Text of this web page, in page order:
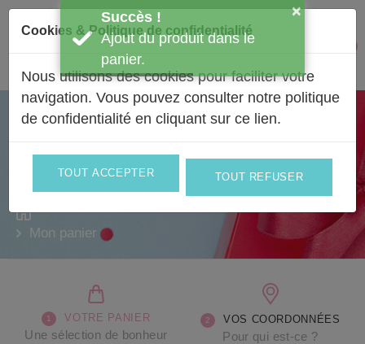
Passer au contenu
FacebookInstagram
Une sélection de bonheur
Valider votre panier
Mon panier
VOTRE PANIER
Une sélection de bonheur
VOS COORDONNÉES
Pour qui est-ce ?
×
Succès !
Ajout du produit dans le
panier.
Cookies & Politique de confidentialité
Nous utilisons des cookies pour faciliter votre
navigation. Vous pouvez consulter notre politique
de confidentialité en cliquant sur ce lien.
TOUT ACCEPTER TOUT REFUSER